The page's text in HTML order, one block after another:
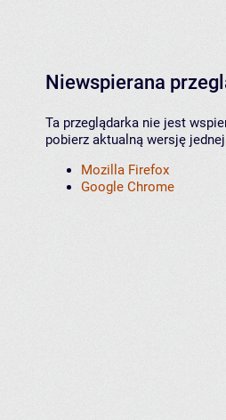
Niewspierana
Ta przeglądarka nie jest
pobierz aktualną wersję
Mozilla Firefox
Google Chrome